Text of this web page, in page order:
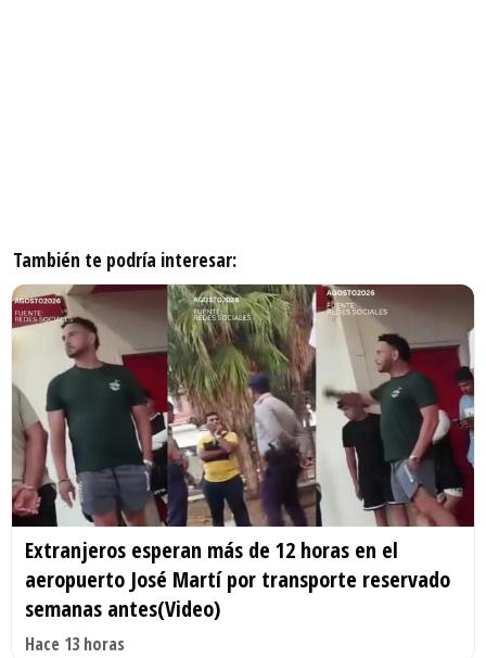
También te podría interesar:
Extranjeros esperan más de 12 horas en el
aeropuerto José Martí por transporte reservado
semanas antes(Video)
Hace 13 horas